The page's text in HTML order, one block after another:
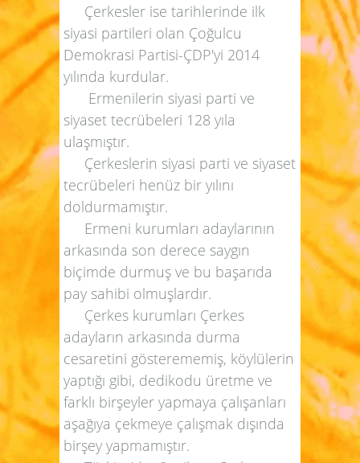
Çerkesler ise tarihlerinde ilk
siyasi partileri olan Çoğulcu
Demokrasi Partisi-ÇDP'yi 2014
yılında kurdular.
Ermenilerin siyasi parti ve
siyaset tecrübeleri 128 yıla
ulaşmıştır.
Çerkeslerin siyasi parti ve siyaset
tecrübeleri henüz bir yılını
doldurmamıştır.
Ermeni kurumları adaylarının
arkasında son derece saygın
biçimde durmuş ve bu başarıda
pay sahibi olmuşlardır.
Çerkes kurumları Çerkes
adayların arkasında durma
cesaretini gösterememiş, köylülerin
yaptığı gibi, dedikodu üretme ve
farklı birşeyler yapmaya çalışanları
aşağıya çekmeye çalışmak dışında
birşey yapmamıştır.